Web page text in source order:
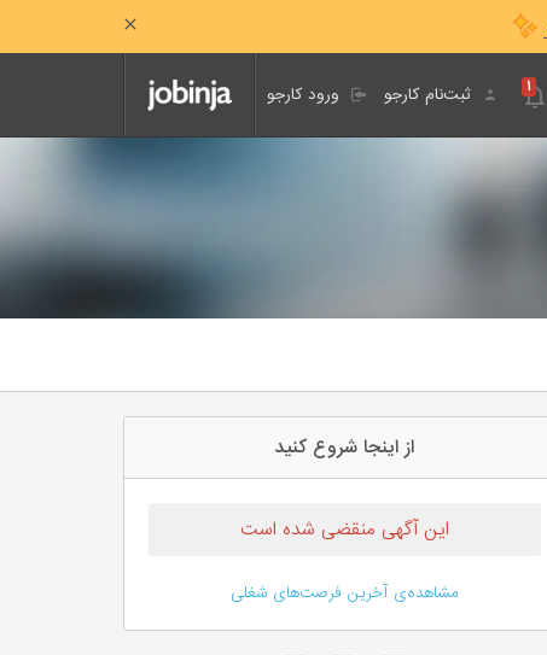
ورود کارجو ثبت‌نام کارجو ۱
از اینجا شروع کنید
این آگهی منقضی شده است
مشاهده‌ی آخرین فرصت‌های شغلی